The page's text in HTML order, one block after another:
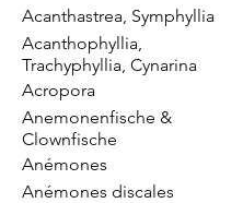
Acanthastrea, Symphyllia
Acanthophyllia,
Trachyphyllia, Cynarina
Acropora
Anemonenfische &
Clownfische
Anémones
Anémones discales